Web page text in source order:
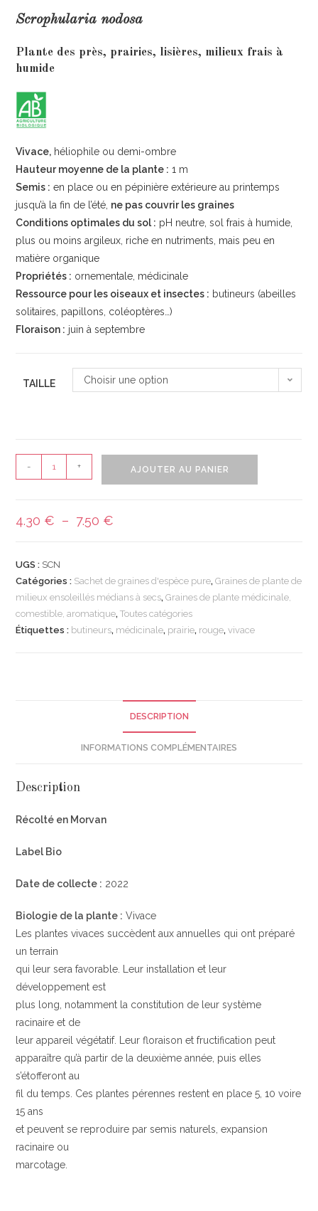
Scrophularia nodosa
Plante des près, prairies, lisières, milieux frais à
humide
Vivace, héliophile ou demi-ombre
Hauteur moyenne de la plante : 1 m
Semis : en place ou en pépinière extérieure au printemps
jusqu’à la fin de l’été, ne pas couvrir les graines
Conditions optimales du sol : pH neutre, sol frais à humide,
plus ou moins argileux, riche en nutriments, mais peu en
matière organique
Propriétés : ornementale, médicinale
Ressource pour les oiseaux et insectes : butineurs (abeilles
solitaires, papillons, coléoptères…)
Floraison : juin à septembre
TAILLE Choisir une option
- + AJOUTER AU PANIER
4.30 € – 7.50 €
UGS : SCN
Catégories : Sachet de graines d'espèce pure,Graines de plante de
milieux ensoleillés médians à secs,Graines de plante médicinale,
comestible, aromatique,Toutes catégories
Étiquettes : butineurs, médicinale, prairie, rouge,vivace
DESCRIPTION
INFORMATIONS COMPLÉMENTAIRES
Description
Récolté en Morvan
Label Bio
Date de collecte : 2022
Biologie de la plante : Vivace
Les plantes vivaces succèdent aux annuelles qui ont préparé
un terrain
qui leur sera favorable. Leur installation et leur
développement est
plus long, notamment la constitution de leur système
racinaire et de
leur appareil végétatif. Leur floraison et fructification peut
apparaître qu’à partir de la deuxième année, puis elles
s’étofferont au
fil du temps. Ces plantes pérennes restent en place 5, 10 voire
15 ans
et peuvent se reproduire par semis naturels, expansion
racinaire ou
marcotage.